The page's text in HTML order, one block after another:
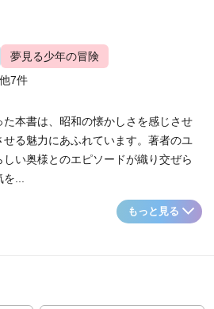
夢見る少年の冒険
他7件
本書は、昭和の懐かしさを感じさせ
る魅力にあふれています。著者のユ
い奥様とのエピソードが織り交ぜら
...
もっと見る